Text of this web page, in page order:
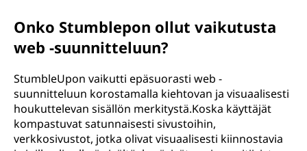
Onko Stumblepon ollut vaikutusta
web -suunnitteluun?
StumbleUpon vaikutti epäsuorasti web -
suunnitteluun korostamalla kiehtovan ja visuaalisesti
houkuttelevan sisällön merkitystä.Koska käyttäjät
kompastuvat satunnaisesti sivustoihin,
verkkosivustot, jotka olivat visuaalisesti kiinnostavia